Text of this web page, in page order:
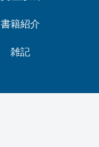
書籍紹介
雑記